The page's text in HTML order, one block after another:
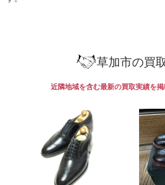
草加市の買
近隣地域を含む最新の買取実績を掲